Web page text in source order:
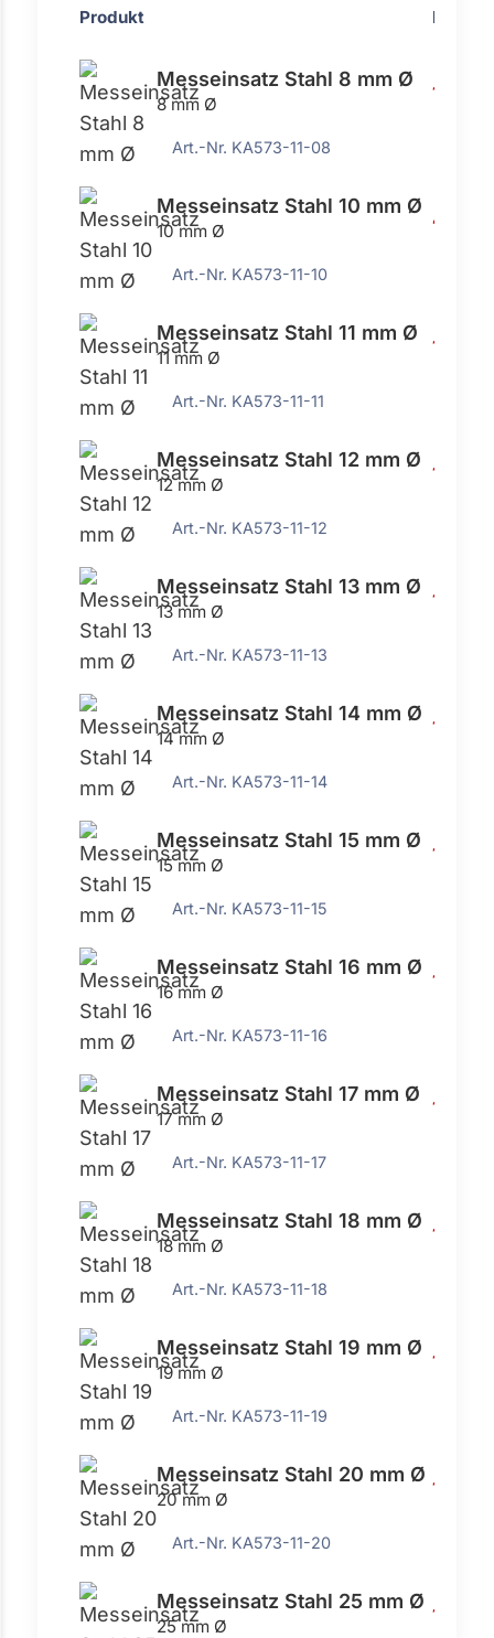
Produkt Preis
Messeinsatz Stahl 8 mm Ø
8 mm Ø
11,25 €
Art.-Nr. KA573-11-08
Messeinsatz Stahl 10 mm Ø
10 mm Ø
4,01 €
Art.-Nr. KA573-11-10
Messeinsatz Stahl 11 mm Ø
11 mm Ø
15,83
Art.-Nr. KA573-11-11
Messeinsatz Stahl 12 mm Ø
12 mm Ø
15,83
Art.-Nr. KA573-11-12
Messeinsatz Stahl 13 mm Ø
13 mm Ø
15,83
Art.-Nr. KA573-11-13
Messeinsatz Stahl 14 mm Ø
14 mm Ø
15,83
Art.-Nr. KA573-11-14
Messeinsatz Stahl 15 mm Ø
15 mm Ø
15,83
Art.-Nr. KA573-11-15
Messeinsatz Stahl 16 mm Ø
16 mm Ø
15,83
Art.-Nr. KA573-11-16
Messeinsatz Stahl 17 mm Ø
17 mm Ø
15,83
Art.-Nr. KA573-11-17
Messeinsatz Stahl 18 mm Ø
18 mm Ø
15,83
Art.-Nr. KA573-11-18
Messeinsatz Stahl 19 mm Ø
19 mm Ø
15,83
Art.-Nr. KA573-11-19
Messeinsatz Stahl 20 mm Ø
20 mm Ø
15,83
Art.-Nr. KA573-11-20
Messeinsatz Stahl 25 mm Ø
25 mm Ø
15,83